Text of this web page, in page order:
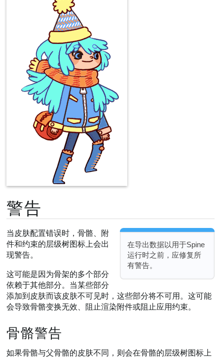
警告
在导出数据以用于Spine
运行时之前，应修复所
有警告。
当皮肤配置错误时，骨骼、附
件和约束的层级树图标上会出
现警告。
这可能是因为骨架的多个部分
依赖于其他部分。当某些部分
添加到皮肤而该皮肤不可见时，这些部分将不可用。这可能
会导致骨骼变换无效、阻止渲染附件或阻止应用约束。
骨骼警告
如果骨骼与父骨骼的皮肤不同，则会在骨骼的层级树图标上